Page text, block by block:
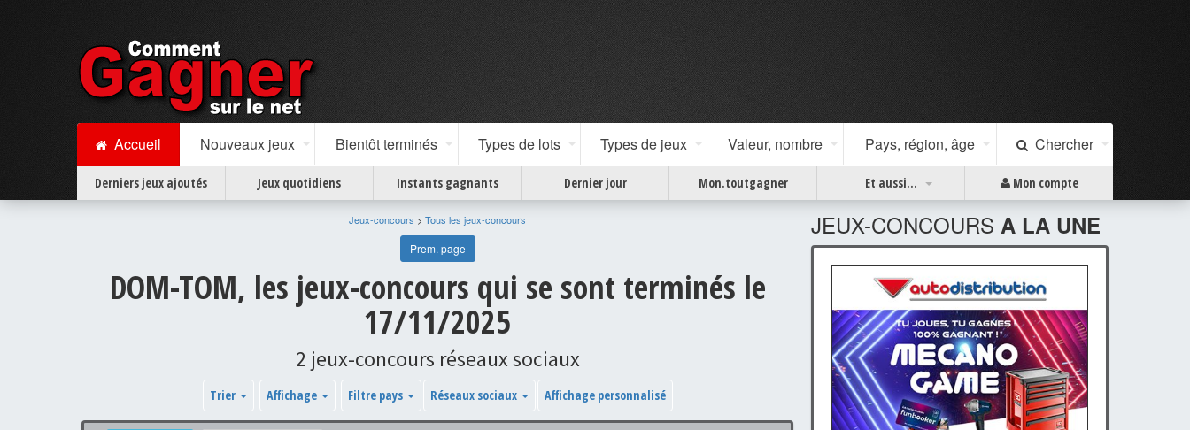
Accueil Nouveaux jeux Bientôt terminés Types de lots Types de jeux Valeur, nombre Pays, région, âge Chercher
Derniers jeux ajoutés Jeux quotidiens Instants gagnants Dernier jour Mon.toutgagner Et aussi... Mon compte
JEUX-CONCOURS A LA UNE
Jeux-concours > Tous les jeux-concours
Prem. page
DOM-TOM, les jeux-concours qui se sont terminés le
17/11/2025
2 jeux-concours réseaux sociaux
Trier Affichage Filtre pays Réseaux sociaux Affichage personnalisé